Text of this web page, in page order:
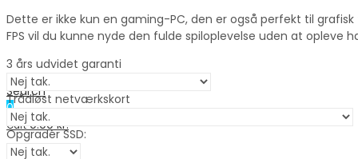
Search
0
Cart 0.00 kr.
Dette er ikke kun en gaming-PC, den er også perfekt til
FPS vil du kunne nyde den fulde spiloplevelse uden at opleve
3 års udvidet garanti
Trådløst netværkskort
Opgradér SSD: